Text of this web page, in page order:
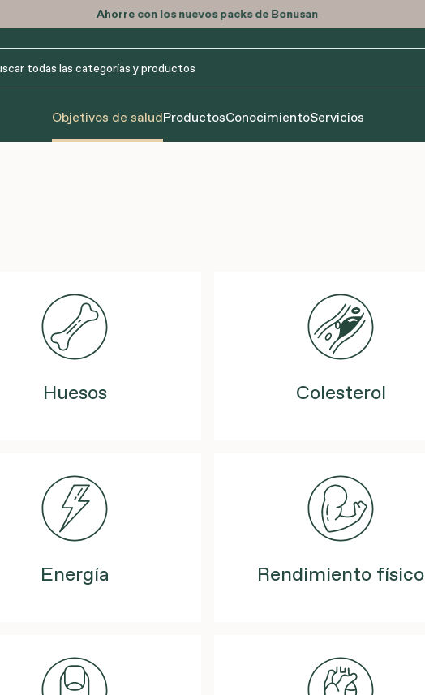
Ahorre con los nuevospacks de Bonusan
Objetivos de saludProductosConocimientoServicios
Huesos Colesterol
Energía Rendimiento físico